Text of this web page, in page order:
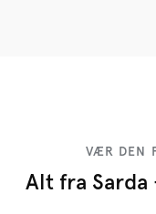
VÆR DEN
Alt fra Sarda